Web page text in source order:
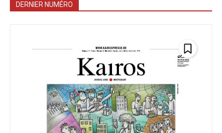
DERNIER NUMÉRO